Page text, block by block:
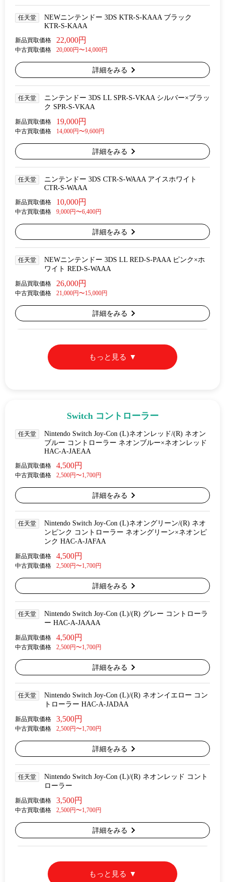
任天堂
NEWニンテンドー 3DS KTR-S-KAAA ブラック
KTR-S-KAAA
新品買取価格 22,000円
中古買取価格 20,000円〜14,000円
詳細をみる
任天堂
ニンテンドー 3DS LL SPR-S-VKAA シルバー×ブラッ
ク SPR-S-VKAA
新品買取価格 19,000円
中古買取価格 14,000円〜9,600円
詳細をみる
任天堂
ニンテンドー 3DS CTR-S-WAAA アイスホワイト
CTR-S-WAAA
新品買取価格 10,000円
中古買取価格 9,000円〜6,400円
詳細をみる
任天堂
NEWニンテンドー 3DS LL RED-S-PAAA ピンク×ホ
ワイト RED-S-WAAA
新品買取価格 26,000円
中古買取価格 21,000円〜15,000円
詳細をみる
もっと見る
Switch コントローラー
任天堂
Nintendo Switch Joy-Con (L)ネオンレッド/(R) ネオン
ブルー コントローラー ネオンブルー×ネオンレッド
HAC-A-JAEAA
新品買取価格 4,500円
中古買取価格 2,500円〜1,700円
詳細をみる
任天堂
Nintendo Switch Joy-Con (L)ネオングリーン/(R) ネオ
ンピンク コントローラー ネオングリーン×ネオンピ
ンク HAC-A-JAFAA
新品買取価格 4,500円
中古買取価格 2,500円〜1,700円
詳細をみる
任天堂
Nintendo Switch Joy-Con (L)/(R) グレー コントローラ
ー HAC-A-JAAAA
新品買取価格 4,500円
中古買取価格 2,500円〜1,700円
詳細をみる
任天堂
Nintendo Switch Joy-Con (L)/(R) ネオンイエロー コン
トローラー HAC-A-JADAA
新品買取価格 3,500円
中古買取価格 2,500円〜1,700円
詳細をみる
任天堂
Nintendo Switch Joy-Con (L)/(R) ネオンレッド コント
ローラー
新品買取価格 3,500円
中古買取価格 2,500円〜1,700円
詳細をみる
もっと見る